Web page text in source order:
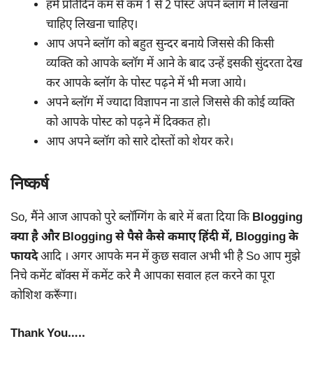
हमें प्रतिदिन कम से कम 1 से 2 पोस्ट अपने ब्लॉग में लिखना
चाहिए लिखना चाहिए।
आप अपने ब्लॉग को बहुत सुन्दर बनाये जिससे की किसी
व्यक्ति को आपके ब्लॉग में आने के बाद उन्हें इसकी सुंदरता देख
कर आपके ब्लॉग के पोस्ट पढ़ने में भी मजा आये।
अपने ब्लॉग में ज्यादा विज्ञापन ना डाले जिससे की कोई व्यक्ति
को आपके पोस्ट को पढ़ने में दिक्कत हो।
आप अपने ब्लॉग को सारे दोस्तों को शेयर करे।
निष्कर्ष
So, मैंने आज आपको पुरे ब्लॉग्गिंग के बारे में बता दिया किBlogging
क्या है और Blogging से पैसे कैसे कमाए हिंदी में, Blogging के
फायदेआदि । अगर आपके मन में कुछ सवाल अभी भी है So आप मुझे
निचे कमेंट बॉक्स में कमेंट करे मै आपका सवाल हल करने का पूरा
कोशिश करूँगा।
Thank You…..